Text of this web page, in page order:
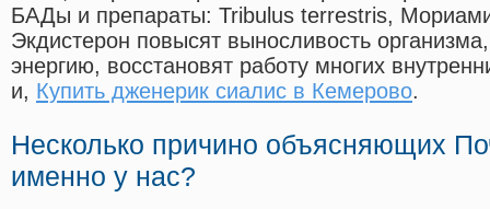
БАДы и препараты: Tribulus terrestris,
Экдистерон повысят выносливость
энергию, восстановят работу многих
и, Купить дженерик сиалис в Кемерово.
Несколько причино объясняющих
именно у нас?